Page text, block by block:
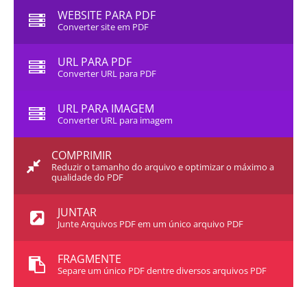
WEBSITE PARA PDF
Converter site em PDF
URL PARA PDF
Converter URL para PDF
URL PARA IMAGEM
Converter URL para imagem
COMPRIMIR
Reduzir o tamanho do arquivo e optimizar o máximo a
qualidade do PDF
JUNTAR
Junte Arquivos PDF em um único arquivo PDF
FRAGMENTE
Separe um único PDF dentre diversos arquivos PDF